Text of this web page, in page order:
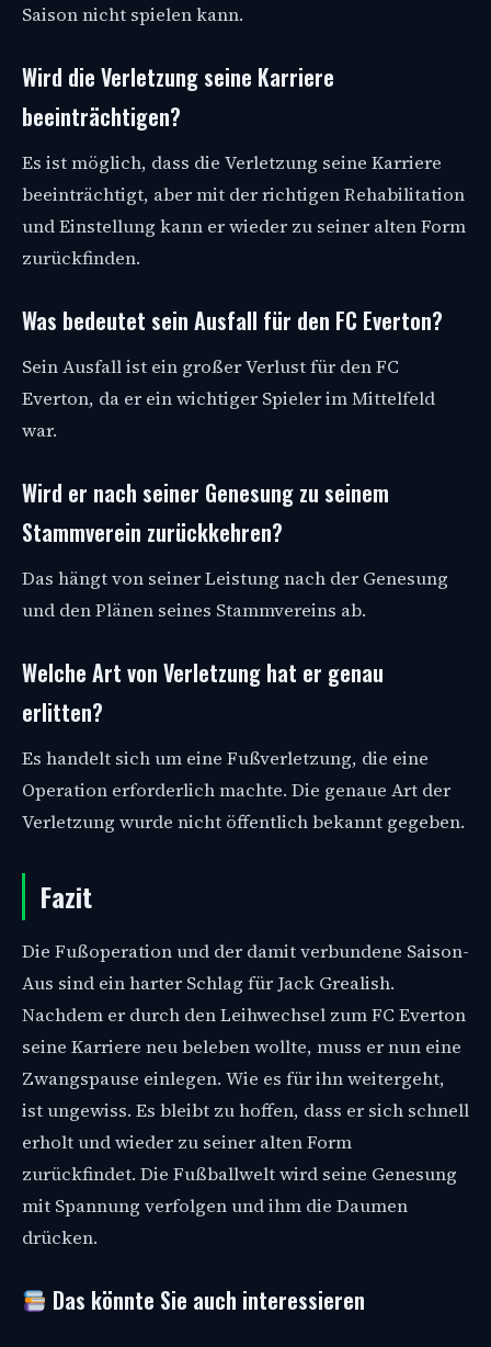
Saison nicht spielen kann.
Wird die Verletzung seine Karriere
beeinträchtigen?
Es ist möglich, dass die Verletzung seine Karriere
beeinträchtigt, aber mit der richtigen Rehabilitation
und Einstellung kann er wieder zu seiner alten Form
zurückfinden.
Was bedeutet sein Ausfall für den FC Everton?
Sein Ausfall ist ein großer Verlust für den FC
Everton, da er ein wichtiger Spieler im Mittelfeld
war.
Wird er nach seiner Genesung zu seinem
Stammverein zurückkehren?
Das hängt von seiner Leistung nach der Genesung
und den Plänen seines Stammvereins ab.
Welche Art von Verletzung hat er genau
erlitten?
Es handelt sich um eine Fußverletzung, die eine
Operation erforderlich machte. Die genaue Art der
Verletzung wurde nicht öffentlich bekannt gegeben.
Fazit
Die Fußoperation und der damit verbundene Saison-
Aus sind ein harter Schlag für Jack Grealish.
Nachdem er durch den Leihwechsel zum FC Everton
seine Karriere neu beleben wollte, muss er nun eine
Zwangspause einlegen. Wie es für ihn weitergeht,
ist ungewiss. Es bleibt zu hoffen, dass er sich schnell
erholt und wieder zu seiner alten Form
zurückfindet. Die Fußballwelt wird seine Genesung
mit Spannung verfolgen und ihm die Daumen
drücken.
Das könnte Sie auch interessieren